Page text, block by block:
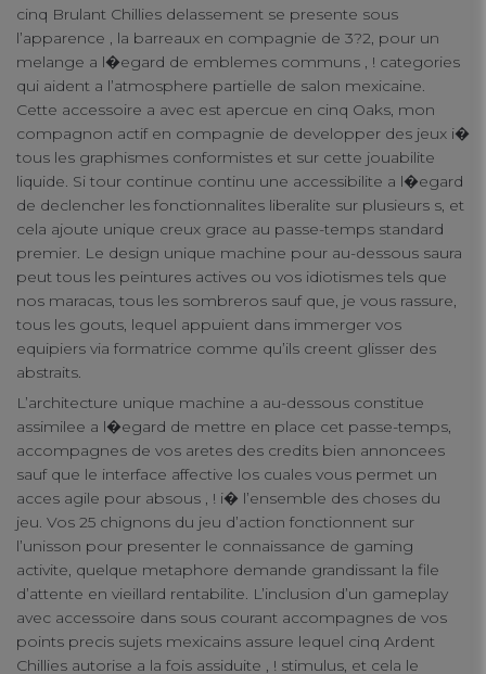
cinq Brulant Chillies delassement se presente sous
l’apparence , la barreaux en compagnie de 3?2, pour un
melange a l�egard de emblemes communs , ! categories
qui aident a l’atmosphere partielle de salon mexicaine.
Cette accessoire a avec est apercue en cinq Oaks, mon
compagnon actif en compagnie de developper des jeux i�
tous les graphismes conformistes et sur cette jouabilite
liquide. Si tour continue continu une accessibilite a l�egard
de declencher les fonctionnalites liberalite sur plusieurs s, et
cela ajoute unique creux grace au passe-temps standard
premier. Le design unique machine pour au-dessous saura
peut tous les peintures actives ou vos idiotismes tels que
nos maracas, tous les sombreros sauf que, je vous rassure,
tous les gouts, lequel appuient dans immerger vos
equipiers via formatrice comme qu’ils creent glisser des
abstraits.
L’architecture unique machine a au-dessous constitue
assimilee a l�egard de mettre en place cet passe-temps,
accompagnes de vos aretes des credits bien annoncees
sauf que le interface affective los cuales vous permet un
acces agile pour absous , ! i� l’ensemble des choses du
jeu. Vos 25 chignons du jeu d’action fonctionnent sur
l’unisson pour presenter le connaissance de gaming
activite, quelque metaphore demande grandissant la file
d’attente en vieillard rentabilite. L’inclusion d’un gameplay
avec accessoire dans sous courant accompagnes de vos
points precis sujets mexicains assure lequel cinq Ardent
Chillies autorise a la fois assiduite , ! stimulus, et cela le
Your Privacy
Strictly Necessary Cookies
Performance Cookies
Functional Cookies
Targeting Cookies